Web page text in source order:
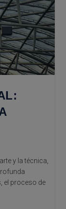
y la técnica,
el proceso de